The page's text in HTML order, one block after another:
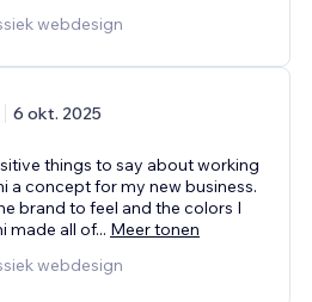
webdesign
6 okt. 2025
things to say about working
a concept for my new business.
brand to feel and the colors I
made all of... Meer tonen
webdesign